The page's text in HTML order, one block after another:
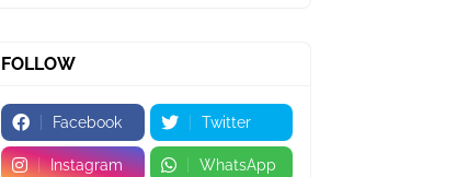
FOLLOW
Facebook Twitter
Instagram WhatsApp